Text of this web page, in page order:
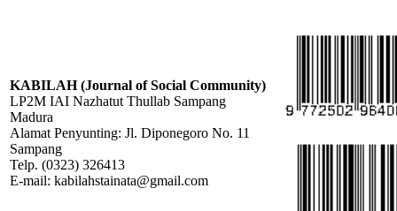
KABILAH (Journal of Social Community)
LP2M IAI Nazhatut Thullab Sampang
Madura
Alamat Penyunting: Jl. Diponegoro No. 11
Sampang
Telp. (0323) 326413
E-mail: kabilahstainata@gmail.com